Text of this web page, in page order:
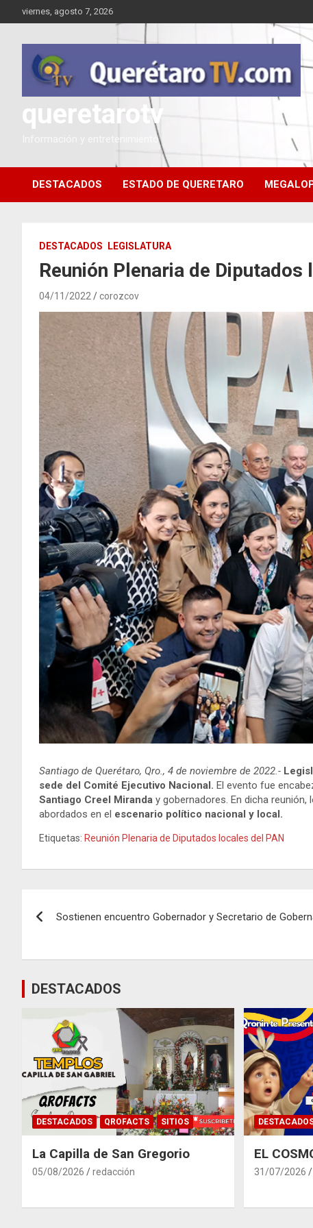
al
viernes, agosto 7, 2026
queretarotv
Información y entretenimiento
DESTACADOS ESTADO DE QUERETARO
DESTACADOS LEGISLATURA
Reunión Plenaria de Diputados
04/11/2022 corozcov
Santiago de Querétaro, Qro., 4 de noviembre de 2022.-
sede del Comité Ejecutivo Nacional. El evento fue
Santiago Creel Miranda y gobernadores. En dicha reunión,
abordados en el escenario político nacional y local.
Etiquetas: Reunión Plenaria de Diputados locales del PAN
de
entradas
Sostienen encuentro Gobernador y Secretario de
DESTACADOS
DESTACADOS QROFACTS SITIOS
La Capilla de San Gregorio
05/08/2026 redacción
EL
31/07/2026